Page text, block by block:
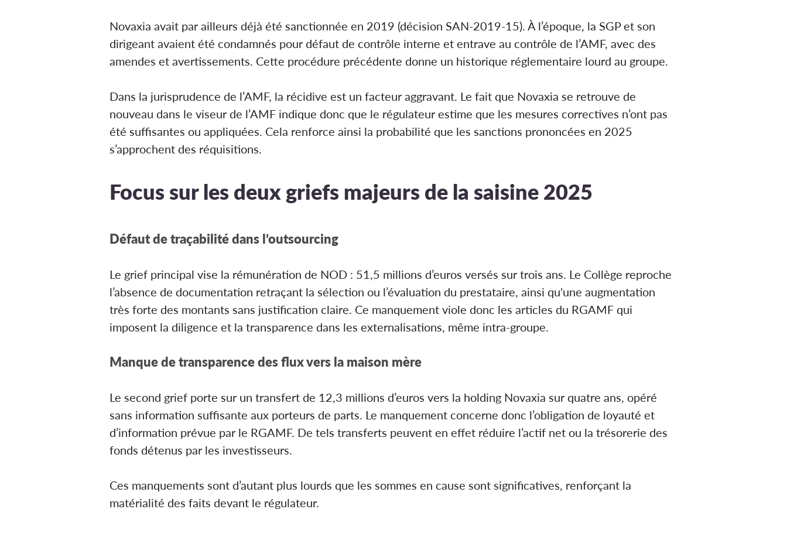
Novaxia avait par ailleurs déjà été sanctionnée en 2019 (décision SAN-2019-15). À l’époque, la SGP et son
dirigeant avaient été condamnés pour défaut de contrôle interne et entrave au contrôle de l’AMF, avec des
amendes et avertissements. Cette procédure précédente donne un historique réglementaire lourd au groupe.
Dans la jurisprudence de l’AMF, la récidive est un facteur aggravant. Le fait que Novaxia se retrouve de
nouveau dans le viseur de l’AMF indique donc que le régulateur estime que les mesures correctives n’ont pas
été suffisantes ou appliquées. Cela renforce ainsi la probabilité que les sanctions prononcées en 2025
s’approchent des réquisitions.
Focus sur les deux griefs majeurs de la saisine 2025
Défaut de traçabilité dans l’outsourcing
Le grief principal vise la rémunération de NOD : 51,5 millions d’euros versés sur trois ans. Le Collège reproche
l’absence de documentation retraçant la sélection ou l’évaluation du prestataire, ainsi qu'une augmentation
très forte des montants sans justification claire. Ce manquement viole donc les articles du RGAMF qui
imposent la diligence et la transparence dans les externalisations, même intra-groupe.
Manque de transparence des flux vers la maison mère
Le second grief porte sur un transfert de 12,3 millions d’euros vers la holding Novaxia sur quatre ans, opéré
sans information suffisante aux porteurs de parts. Le manquement concerne donc l’obligation de loyauté et
d’information prévue par le RGAMF. De tels transferts peuvent en effet réduire l’actif net ou la trésorerie des
fonds détenus par les investisseurs.
Ces manquements sont d’autant plus lourds que les sommes en cause sont significatives, renforçant la
matérialité des faits devant le régulateur.